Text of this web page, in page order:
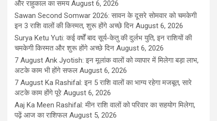
और राहुकाल का समय August 6, 2026
Sawan Second Somwar 2026: सावन के दूसरे सोमवार को चमकेगी
इन 3 राशि वालों की किस्मत, शुरू होंगे अच्छे दिन August 6, 2026
Surya Ketu Yuti: कई वर्षों बाद सूर्य-केतु की दुर्लभ युति, इन राशियों की
चमकेगी किस्मत और शुरू होंगे अच्छे दिन August 6, 2026
7 August Ank Jyotish: इन मूलांक वालों को व्यापार में मिलेगा बड़ा लाभ,
अटके काम भी होंगे सफल August 6, 2026
7 August Ka Rashifal: इन 5 राशि वालों का भाग्य रहेगा मजबूत, सारे
अटके काम होंगे पूरे August 6, 2026
Aaj Ka Meen Rashifal: मीन राशि वालों को परिवार का सहयोग मिलेगा,
पढ़ें आज का राशिफल August 5, 2026